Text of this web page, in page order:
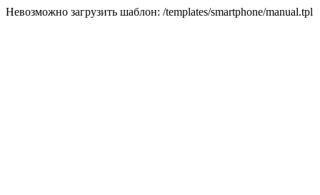
Невозможно загрузить шаблон: /templates/smartphone/manual.tpl